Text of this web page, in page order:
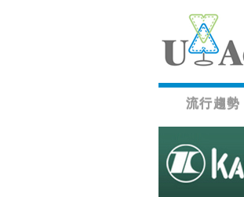
流行趨勢